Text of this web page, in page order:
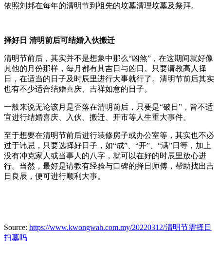
依照刘邦在每年的清明节到祖先的坟墓清理坟墓及祭拜。
择好日 清明前后可结婚入伙搬迁
清明节前后，其实并不是想象中那么“凶煞”，在这期间就好像
其他的月份那样，每月都有其吉日与凶日。只要请教高人择
日，在适当的日子及时辰里进行大事就行了。清明节前后其实
也有不少适合结婚喜庆、吉祥如意的日子。
一般来说无论该月是否落在清明前后，只要是“破日”，皆不适
宜进行结婚喜庆、入伙、搬迁、开市等人生重大事件。
至于想要在清明节前后进行装修房子或办公室等，其实也不必
过于讳忌，只要选择好日子，如“成”、“开”、“满”日等，加上
没有冲克家人或当事人的八字，就可以在好的时辰里放心进
行。当然，最好是请教有经验与口碑的择日师傅，帮助找出吉
日良辰，便可进行顺利大事。
Source: https://www.kwongwah.com.my/20220312/清明节需择日
扫墓吗